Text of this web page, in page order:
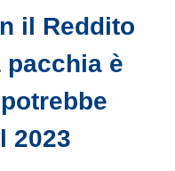
il Reddito
pacchia è
2023